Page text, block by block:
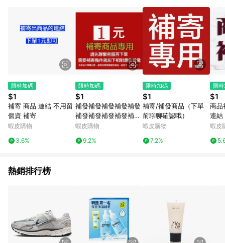
貨後 45 天後發送。 8. 群眾募資商品，禮物卡，開館保證金，補
運費，攤位費等不具贈點資格。 9. LINE 購物站上之商品規格、
顏色、價位、贈品如與 Pinkoi 商品資訊頁及購物車不符，以
Pinkoi 購物商品資訊頁及購物車標示為準。 10. 點數紅包使用規
則請以點數紅包活動說明為準。 11. 若於 LINE 購物前往 Pinkoi
頁面後才首次下載 Pinkoi APP 並完成訂單，不符合導購資格；承
上，首次下載 Pinkoi APP 後，需透過 LINE 購物前往 Pinkoi 頁
限時加碼
$1
補寄 商品 連結 不用留
個資 補寄
蝦皮購物
3.6%
限時加碼
$1
補發補發補發補發補發
補發補發補發補發補發
補發補發補發補發補發
蝦皮購物
9.2%
限時加碼
$1
補寄/補發商品（下單
前聊聊確認哦）
蝦皮購物
7.2%
限
$1
商品
連結
蝦皮
熱銷排行榜